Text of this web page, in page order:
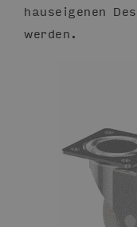
hauseigenen
werden.